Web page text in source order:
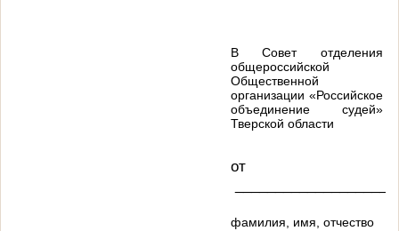
В Совет отделения
общероссийской
Общественной
организации «Российское
объединение судей»
Тверской области
от
фамилия, имя, отчество